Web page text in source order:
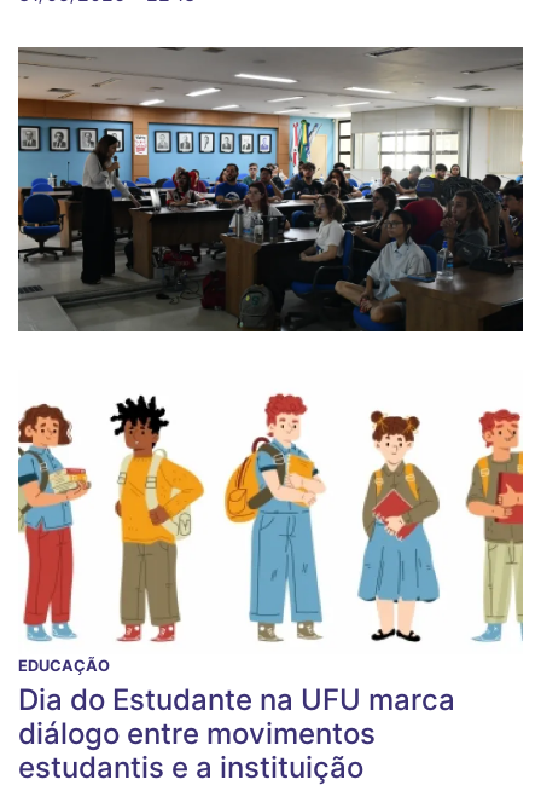
EDUCAÇÃO
Dia do Estudante na UFU marca
diálogo entre movimentos
estudantis e a instituição